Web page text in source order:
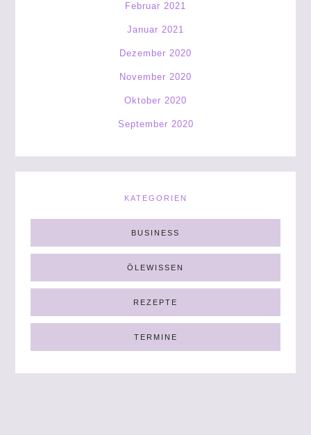
Februar 2021
Januar 2021
Dezember 2020
November 2020
Oktober 2020
September 2020
KATEGORIEN
BUSINESS
ÖLEWISSEN
REZEPTE
TERMINE